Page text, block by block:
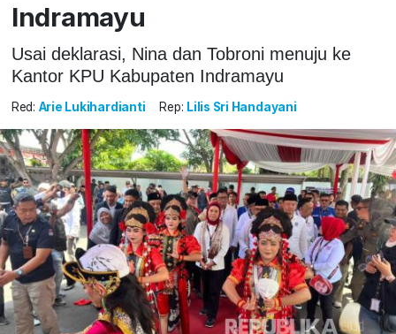
Indramayu
Usai deklarasi, Nina dan Tobroni menuju ke
Kantor KPU Kabupaten Indramayu
Red: Arie Lukihardianti Rep: Lilis Sri Handayani